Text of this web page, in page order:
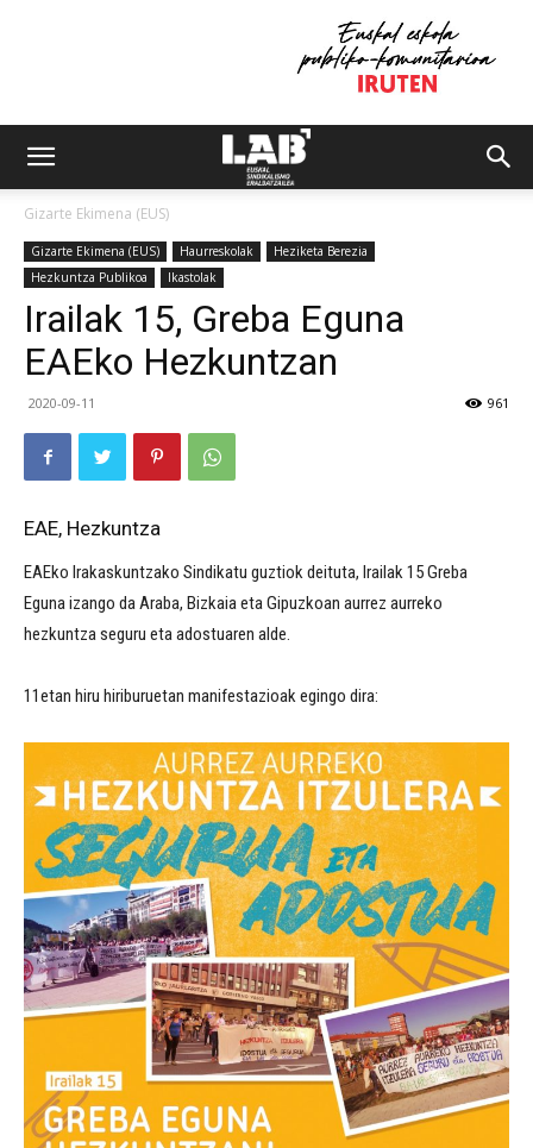
Gizarte Ekimena (EUS)
Gizarte Ekimena (EUS) Haurreskolak
Heziketa Berezia
Hezkuntza Publikoa
Ikastolak
Irailak 15, Greba Eguna
EAEko Hezkuntzan
2020-09-11 961
EAE, Hezkuntza
EAEko Irakaskuntzako Sindikatu guztiok deituta, Irailak 15 Greba
Eguna izango da Araba, Bizkaia eta Gipuzkoan aurrez aurreko
hezkuntza seguru eta adostuaren alde.
11etan hiru hiriburuetan manifestazioak egingo dira: